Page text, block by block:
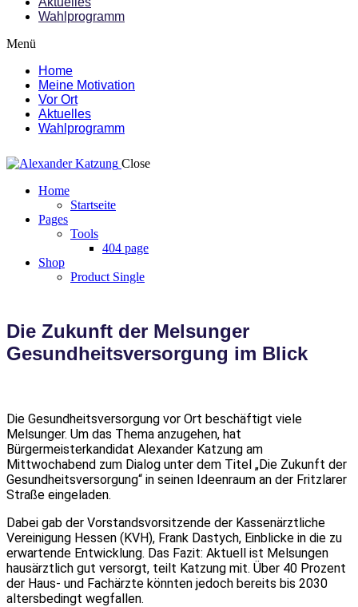
Wahlprogramm
Menü
Home
Meine Motivation
Vor Ort
Aktuelles
Wahlprogramm
Close
Home
Startseite
Pages
Tools
404 page
Shop
Product Single
Die Zukunft der Melsunger
Gesundheitsversorgung im Blick
Die Gesundheitsversorgung vor Ort beschäftigt viele
Melsunger. Um das Thema anzugehen, hat
Bürgermeisterkandidat Alexander Katzung am
Mittwochabend zum Dialog unter dem Titel „Die Zukunft der
Gesundheitsversorgung“ in seinen Ideenraum an der Fritzlarer
Straße eingeladen.
Dabei gab der Vorstandsvorsitzende der Kassenärztliche
Vereinigung Hessen (KVH), Frank Dastych, Einblicke in die zu
erwartende Entwicklung. Das Fazit: Aktuell ist Melsungen
hausärztlich gut versorgt, teilt Katzung mit. Über 40 Prozent
der Haus- und Fachärzte könnten jedoch bereits bis 2030
altersbedingt wegfallen.